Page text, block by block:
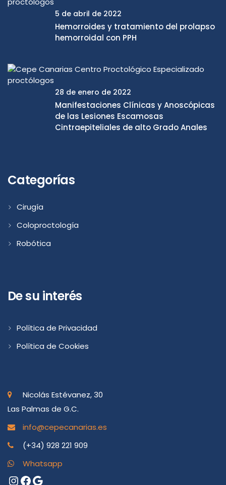
5 de abril de 2022
Hemorroides y tratamiento del prolapso
hemorroidal con PPH
28 de enero de 2022
Manifestaciones Clínicas y Anoscópicas
de las Lesiones Escamosas
Cintraepiteliales de alto Grado Anales
Categorías
Cirugía
Coloproctología
Robótica
De su interés
Política de Privacidad
Política de Cookies
Nicolás Estévanez, 30
Las Palmas de G.C.
info@cepecanarias.es
(+34) 928 221 909
Whatsapp